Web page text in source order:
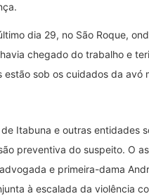
dia 29, no São Roque,
chegado do trabalho e
sob os cuidados da avó
Itabuna e outras entidades
preventiva do suspeito. O
e primeira-dama
à escalada da violência